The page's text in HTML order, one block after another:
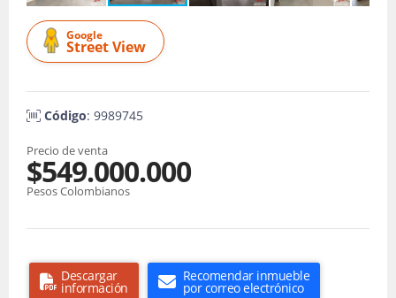
Google
Street View
Código: 9989745
Precio de venta
$549.000.000
Pesos Colombianos
Descargar
información
Recomendar inmueble
por correo electrónico